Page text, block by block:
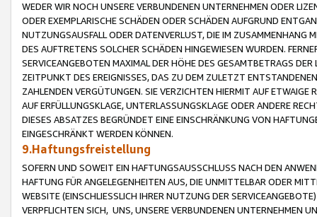
WEDER WIR NOCH UNSERE VERBUNDENEN UNTERNEHMEN ODER
ODER EXEMPLARISCHE SCHÄDEN ODER SCHÄDEN AUFGRUND
NUTZUNGSAUSFALL ODER DATENVERLUST, DIE IM ZUSAMMENHANG
DES AUFTRETENS SOLCHER SCHÄDEN HINGEWIESEN WURDEN.
SERVICEANGEBOTEN MAXIMAL DER HÖHE DES GESAMTBETRAGS
ZEITPUNKT DES EREIGNISSES, DAS ZU DEM ZULETZT
ZAHLENDEN VERGÜTUNGEN. SIE VERZICHTEN HIERMIT AUF
AUF ERFÜLLUNGSKLAGE, UNTERLASSUNGSKLAGE ODER ANDERE
DIESES ABSATZES BEGRÜNDET EINE EINSCHRÄNKUNG VON
EINGESCHRÄNKT WERDEN KÖNNEN.
9.Haftungsfreistellung
SOFERN UND SOWEIT EIN HAFTUNGSAUSSCHLUSS NACH DEN
HAFTUNG FÜR ANGELEGENHEITEN AUS, DIE UNMITTELBAR ODER
WEBSITE (EINSCHLIESSLICH IHRER NUTZUNG DER
VERPFLICHTEN SICH, UNS, UNSERE VERBUNDENEN UNTERNEHMEN